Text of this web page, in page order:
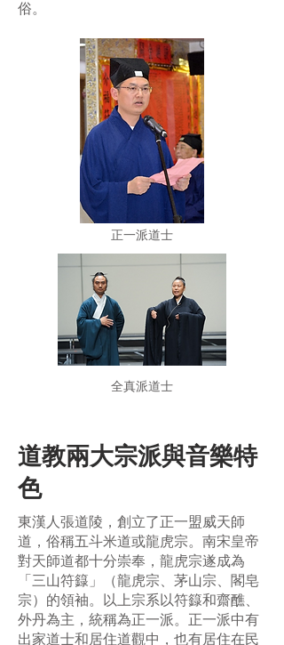
俗。
正一派道士
全真派道士
道教兩大宗派與音樂特
色
東漢人張道陵，創立了正一盟威天師
道，俗稱五斗米道或龍虎宗。南宋皇帝
對天師道都十分崇奉，龍虎宗遂成為
「三山符籙」（龍虎宗、茅山宗、閣皂
宗）的領袖。以上宗系以符籙和齋醮、
外丹為主，統稱為正一派。正一派中有
出家道士和居住道觀中，也有居住在民